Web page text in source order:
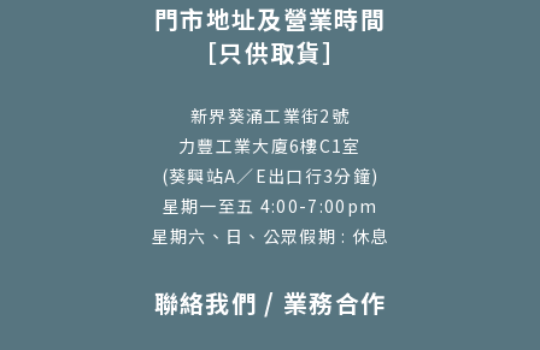
門市地址及營業時間
［只供取貨］
新界葵涌工業街2號
力豐工業大廈6樓C1室
(葵興站A／E出口行3分鐘)
星期一至五 4:00-7:00pm
星期六、日、公眾假期 : 休息
聯絡我們 / 業務合作